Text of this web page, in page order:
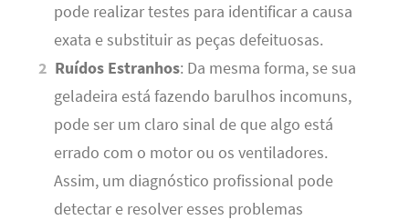
pode realizar testes para identificar a causa
exata e substituir as peças defeituosas.
Ruídos Estranhos: Da mesma forma, se sua
geladeira está fazendo barulhos incomuns,
pode ser um claro sinal de que algo está
errado com o motor ou os ventiladores.
Assim, um diagnóstico profissional pode
detectar e resolver esses problemas